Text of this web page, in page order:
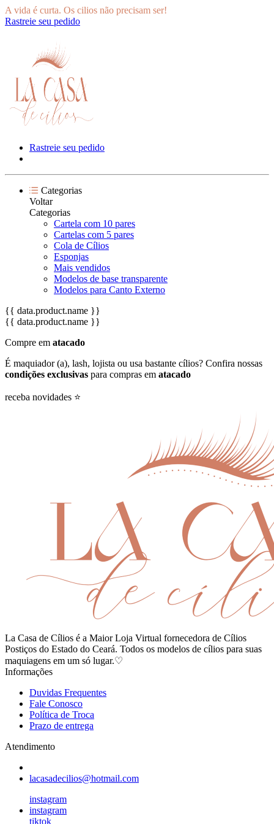
A vida é curta. Os cilios não precisam ser!
Rastreie seu pedido
Rastreie seu pedido
Categorias
Voltar
Categorias
Cartela com 10 pares
Cartelas com 5 pares
Cola de Cílios
Esponjas
Mais vendidos
Modelos de base transparente
Modelos para Canto Externo
{{ data.product.name }}
{{ data.product.name }}
Compre em atacado
É maquiador (a), lash, lojista ou usa bastante cílios? Confira nossas
condições exclusivas para compras em atacado
receba novidades ⭐
La Casa de Cílios é a Maior Loja Virtual fornecedora de Cílios
Postiços do Estado do Ceará. Todos os modelos de cílios para suas
maquiagens em um só lugar.♡
Informações
Duvidas Frequentes
Fale Conosco
Política de Troca
Prazo de entrega
Atendimento
lacasadecilios@hotmail.com
instagram
instagram
tiktok